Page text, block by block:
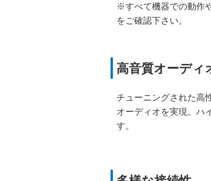
※すべて機器での動作
をご確認下さい。
高音質オーディ
チューニングされた高
オーディオを実現。ハ
す。